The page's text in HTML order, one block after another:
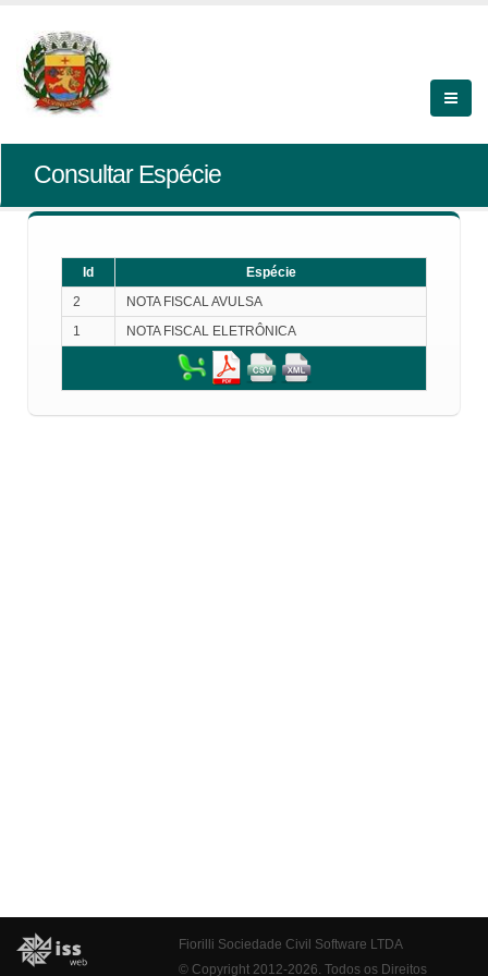
Consultar Espécie
Id
Espécie
2
NOTA FISCAL AVULSA
1
NOTA FISCAL ELETRÔNICA
Fiorilli Sociedade Civil Software LTDA
© Copyright 2012-2026. Todos os Direitos